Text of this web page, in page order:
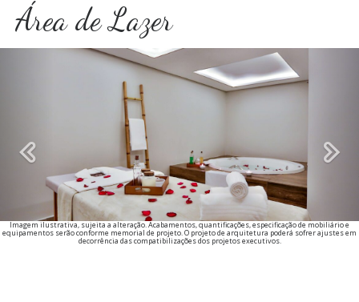
Área de Lazer
Previous
Imagem ilustrativa, sujeita a alteração. Acabamentos, quantificações, especificação de mobiliário e
equipamentos serão conforme memorial de projeto. O projeto de arquitetura poderá sofrer ajustes em
decorrência das compatibilizações dos projetos executivos.